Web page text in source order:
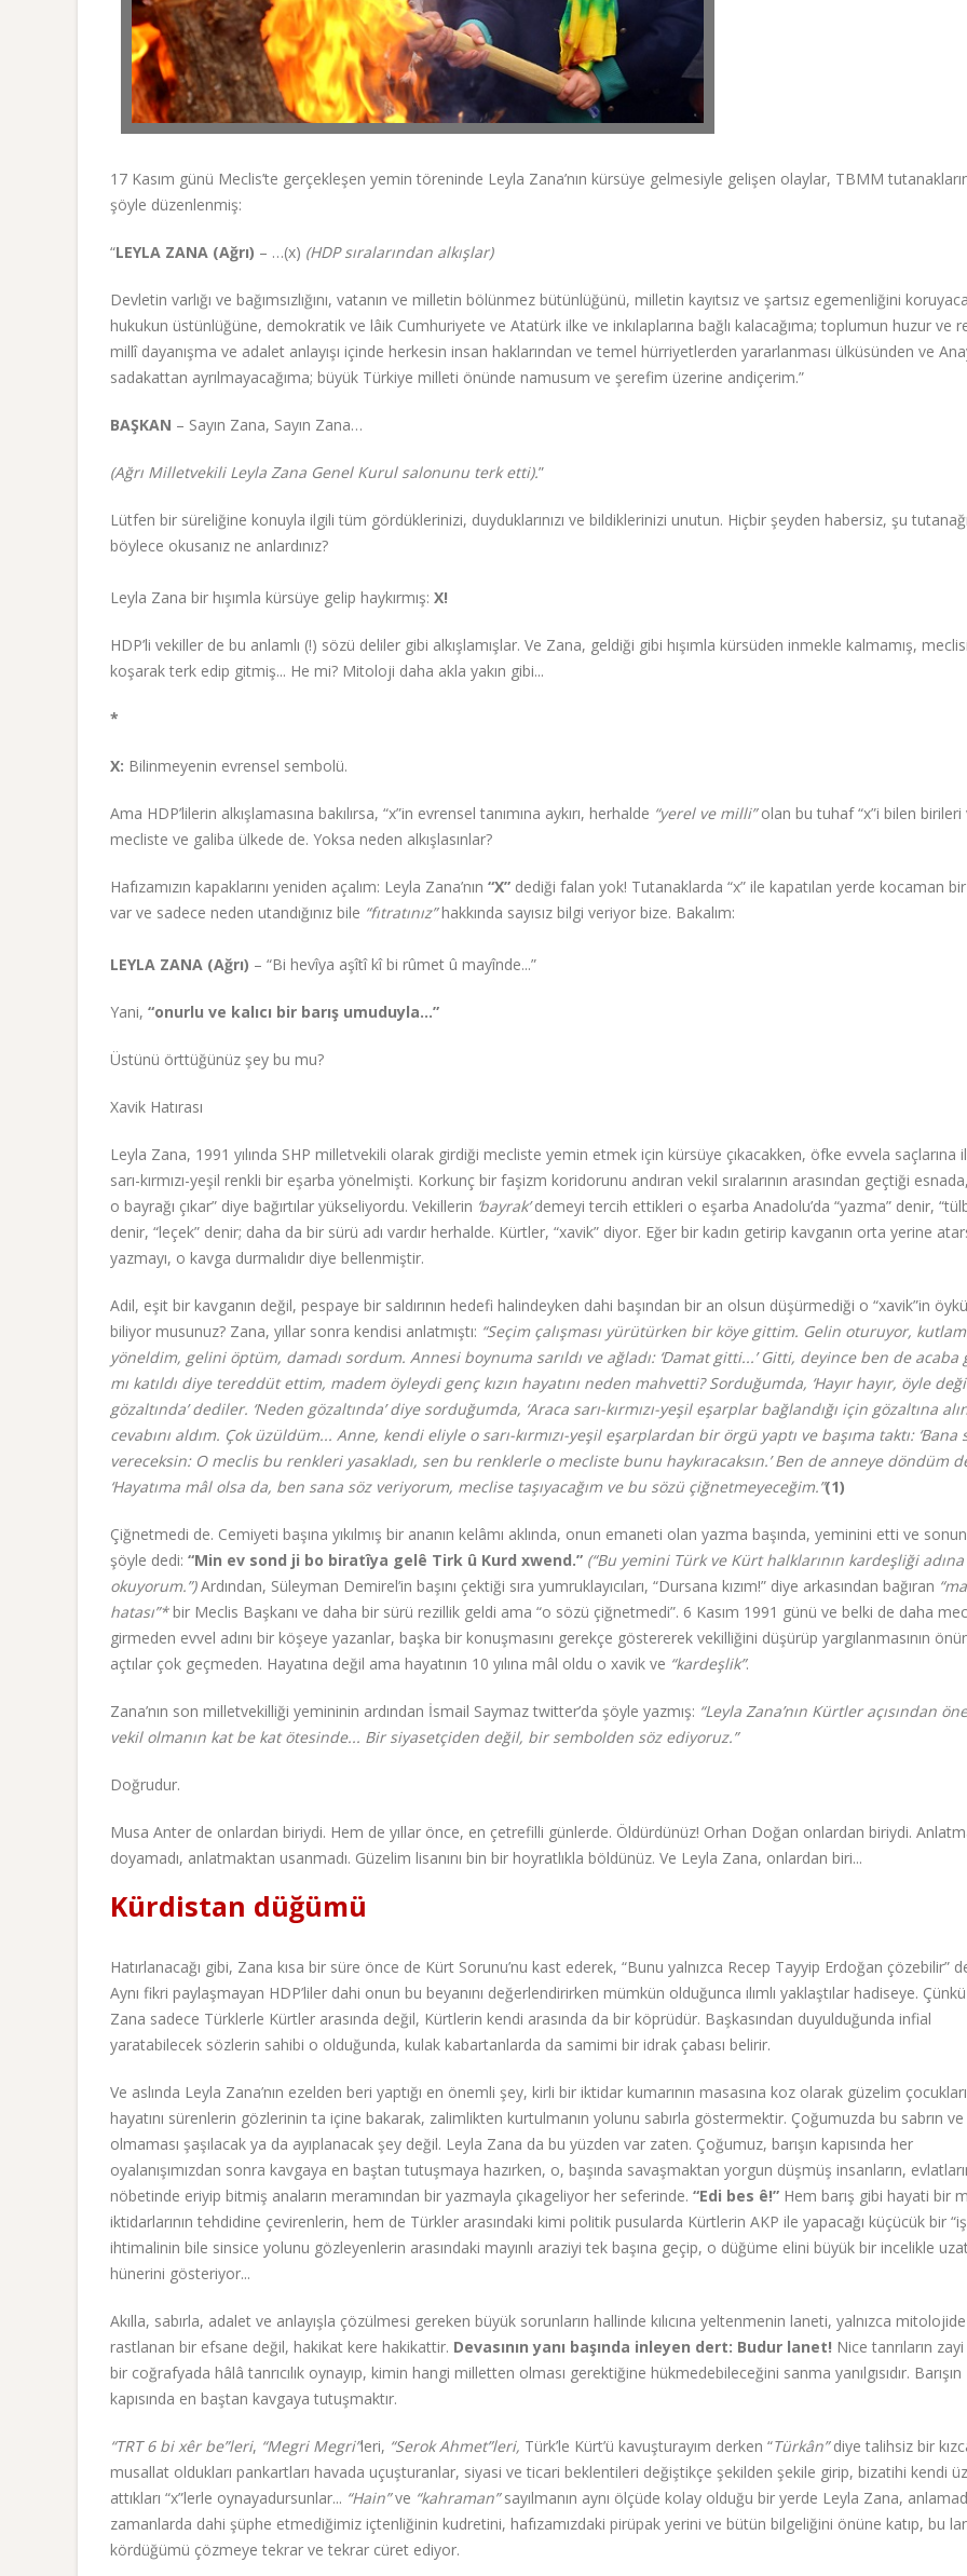
17 Kasım günü Meclis’te gerçekleşen yemin töreninde Leyla Zana’nın kürsüye gelmesiyle gelişen olaylar, TBMM
şöyle düzenlenmiş:
“LEYLA ZANA (Ağrı) – …(x) (HDP sıralarından alkışlar)
Devletin varlığı ve bağımsızlığını, vatanın ve milletin bölünmez bütünlüğünü, milletin kayıtsız ve şartsız egemenliğini
hukukun üstünlüğüne, demokratik ve lâik Cumhuriyete ve Atatürk ilke ve inkılaplarına bağlı kalacağıma; toplumun huzur ve
millî dayanışma ve adalet anlayışı içinde herkesin insan haklarından ve temel hürriyetlerden yararlanması ülküsünden ve
sadakattan ayrılmayacağıma; büyük Türkiye milleti önünde namusum ve şerefim üzerine andiçerim.”
BAŞKAN – Sayın Zana, Sayın Zana…
(Ağrı Milletvekili Leyla Zana Genel Kurul salonunu terk etti).”
Lütfen bir süreliğine konuyla ilgili tüm gördüklerinizi, duyduklarınızı ve bildiklerinizi unutun. Hiçbir şeyden habersiz, şu
böylece okusanız ne anlardınız?
Leyla Zana bir hışımla kürsüye gelip haykırmış: X!
HDP’li vekiller de bu anlamlı (!) sözü deliler gibi alkışlamışlar. Ve Zana, geldiği gibi hışımla kürsüden inmekle kalmamış,
koşarak terk edip gitmiş... He mi? Mitoloji daha akla yakın gibi...
*
X: Bilinmeyenin evrensel sembolü.
Ama HDP’lilerin alkışlamasına bakılırsa, “x”in evrensel tanımına aykırı, herhalde “yerel ve milli”olan bu tuhaf “x”i bilen birileri
mecliste ve galiba ülkede de. Yoksa neden alkışlasınlar?
Hafızamızın kapaklarını yeniden açalım: Leyla Zana’nın “X” dediği falan yok! Tutanaklarda “x” ile kapatılan yerde kocaman
var ve sadece neden utandığınız bile “fıtratınız”hakkında sayısız bilgi veriyor bize. Bakalım:
LEYLA ZANA (Ağrı) – “Bi hevîya aşîtî kî bi rûmet û mayînde...”
Yani, “onurlu ve kalıcı bir barış umuduyla...”
Üstünü örttüğünüz şey bu mu?
Xavik Hatırası
Leyla Zana, 1991 yılında SHP milletvekili olarak girdiği mecliste yemin etmek için kürsüye çıkacakken, öfke evvela saçlarına
sarı-kırmızı-yeşil renkli bir eşarba yönelmişti. Korkunç bir faşizm koridorunu andıran vekil sıralarının arasından geçtiği
o bayrağı çıkar” diye bağırtılar yükseliyordu. Vekillerin ‘bayrak’demeyi tercih ettikleri o eşarba Anadolu’da “yazma” denir,
denir, “leçek” denir; daha da bir sürü adı vardır herhalde. Kürtler, “xavik” diyor. Eğer bir kadın getirip kavganın orta yerine
yazmayı, o kavga durmalıdır diye bellenmiştir.
Adil, eşit bir kavganın değil, pespaye bir saldırının hedefi halindeyken dahi başından bir an olsun düşürmediği o “xavik”in
biliyor musunuz? Zana, yıllar sonra kendisi anlatmıştı: “Seçim çalışması yürütürken bir köye gittim. Gelin oturuyor,
yöneldim, gelini öptüm, damadı sordum. Annesi boynuma sarıldı ve ağladı: ‘Damat gitti...’ Gitti, deyince ben de acaba
mı katıldı diye tereddüt ettim, madem öyleydi genç kızın hayatını neden mahvetti? Sorduğumda, ‘Hayır hayır, öyle
gözaltında’ dediler. ‘Neden gözaltında’ diye sorduğumda, ‘Araca sarı-kırmızı-yeşil eşarplar bağlandığı için gözaltına
cevabını aldım. Çok üzüldüm... Anne, kendi eliyle o sarı-kırmızı-yeşil eşarplardan bir örgü yaptı ve başıma taktı: ‘Bana
vereceksin: O meclis bu renkleri yasakladı, sen bu renklerle o mecliste bunu haykıracaksın.’ Ben de anneye döndüm
‘Hayatıma mâl olsa da, ben sana söz veriyorum, meclise taşıyacağım ve bu sözü çiğnetmeyeceğim.”(1)
Çiğnetmedi de. Cemiyeti başına yıkılmış bir ananın kelâmı aklında, onun emaneti olan yazma başında, yeminini etti ve
şöyle dedi: “Min ev sond ji bo biratîya gelê Tirk û Kurd xwend.” (“Bu yemini Türk ve Kürt halklarının kardeşliği adına
okuyorum.”)Ardından, Süleyman Demirel’in başını çektiği sıra yumruklayıcıları, “Dursana kızım!” diye arkasından bağıran
hatası”*bir Meclis Başkanı ve daha bir sürü rezillik geldi ama “o sözü çiğnetmedi”. 6 Kasım 1991 günü ve belki de daha
girmeden evvel adını bir köşeye yazanlar, başka bir konuşmasını gerekçe göstererek vekilliğini düşürüp yargılanmasının
açtılar çok geçmeden. Hayatına değil ama hayatının 10 yılına mâl oldu o xavik ve “kardeşlik”.
Zana’nın son milletvekilliği yemininin ardından İsmail Saymaz twitter’da şöyle yazmış: “Leyla Zana’nın Kürtler açısından
vekil olmanın kat be kat ötesinde... Bir siyasetçiden değil, bir sembolden söz ediyoruz.”
Doğrudur.
Musa Anter de onlardan biriydi. Hem de yıllar önce, en çetrefilli günlerde. Öldürdünüz! Orhan Doğan onlardan biriydi.
doyamadı, anlatmaktan usanmadı. Güzelim lisanını bin bir hoyratlıkla böldünüz. Ve Leyla Zana, onlardan biri...
Kürdistan düğümü
Hatırlanacağı gibi, Zana kısa bir süre önce de Kürt Sorunu’nu kast ederek, “Bunu yalnızca Recep Tayyip Erdoğan çözebilir”
Aynı fikri paylaşmayan HDP’liler dahi onun bu beyanını değerlendirirken mümkün olduğunca ılımlı yaklaştılar hadiseye.
Zana sadece Türklerle Kürtler arasında değil, Kürtlerin kendi arasında da bir köprüdür. Başkasından duyulduğunda infial
yaratabilecek sözlerin sahibi o olduğunda, kulak kabartanlarda da samimi bir idrak çabası belirir.
Ve aslında Leyla Zana’nın ezelden beri yaptığı en önemli şey, kirli bir iktidar kumarının masasına koz olarak güzelim
hayatını sürenlerin gözlerinin ta içine bakarak, zalimlikten kurtulmanın yolunu sabırla göstermektir. Çoğumuzda bu sabrın
olmaması şaşılacak ya da ayıplanacak şey değil. Leyla Zana da bu yüzden var zaten. Çoğumuz, barışın kapısında her
oyalanışımızdan sonra kavgaya en baştan tutuşmaya hazırken, o, başında savaşmaktan yorgun düşmüş insanların,
nöbetinde eriyip bitmiş anaların meramından bir yazmayla çıkageliyor her seferinde. “Edi bes ê!” Hem barış gibi hayati bir
iktidarlarının tehdidine çevirenlerin, hem de Türkler arasındaki kimi politik pusularda Kürtlerin AKP ile yapacağı küçücük bir
ihtimalinin bile sinsice yolunu gözleyenlerin arasındaki mayınlı araziyi tek başına geçip, o düğüme elini büyük bir incelikle
hünerini gösteriyor...
Akılla, sabırla, adalet ve anlayışla çözülmesi gereken büyük sorunların hallinde kılıcına yeltenmenin laneti, yalnızca mitolojide
rastlanan bir efsane değil, hakikat kere hakikattir. Devasının yanı başında inleyen dert: Budur lanet! Nice tanrıların
bir coğrafyada hâlâ tanrıcılık oynayıp, kimin hangi milletten olması gerektiğine hükmedebileceğini sanma yanılgısıdır. Barışın
kapısında en baştan kavgaya tutuşmaktır.
“TRT 6 bi xêr be”leri, “Megri Megri”leri, “Serok Ahmet”leri, Türk’le Kürt’ü kavuşturayım derken “Türkân”diye talihsiz bir
musallat oldukları pankartları havada uçuşturanlar, siyasi ve ticari beklentileri değiştikçe şekilden şekile girip, bizatihi kendi
attıkları “x”lerle oynayadursunlar... “Hain”ve “kahraman”sayılmanın aynı ölçüde kolay olduğu bir yerde Leyla Zana,
zamanlarda dahi şüphe etmediğimiz içtenliğinin kudretini, hafızamızdaki pirüpak yerini ve bütün bilgeliğini önüne katıp, bu
kördüğümü çözmeye tekrar ve tekrar cüret ediyor.